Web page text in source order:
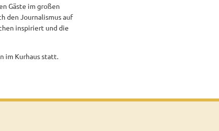
Gäste im großen
den Journalismus auf
inspiriert und die
im Kurhaus statt.